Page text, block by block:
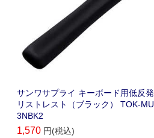
サンワサプライ キーボード用低反発
リストレスト（ブラック） TOK-MU
3NBK2
1,570 円(税込)